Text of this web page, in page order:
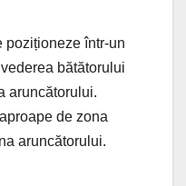
poziționeze într-un
bătătorului
aruncătorului.
de zona
aruncătorului.